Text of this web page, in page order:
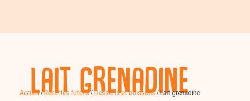
Lait grenadine
Accueil/Recettes futées/Desserts et boissons/Lait grenadine